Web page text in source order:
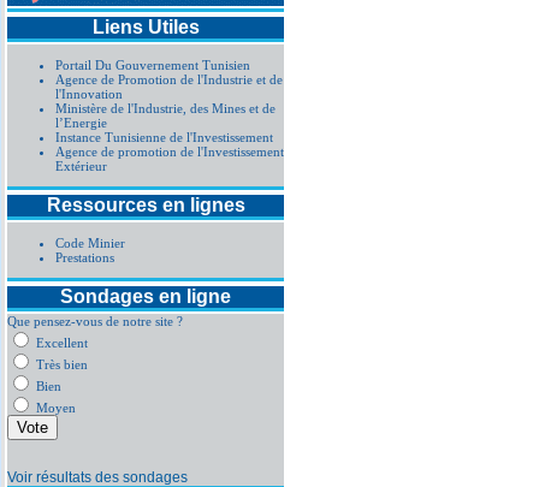
Liens Utiles
Portail Du Gouvernement Tunisien
Agence de Promotion de l'Industrie et de
l'Innovation
Ministère de l'Industrie, des Mines et de
l’Energie
Instance Tunisienne de l'Investissement
Agence de promotion de l'Investissement
Extérieur
Ressources en lignes
Code Minier
Prestations
Sondages en ligne
Que pensez-vous de notre site ?
Excellent
Très bien
Bien
Moyen
Voir résultats des sondages